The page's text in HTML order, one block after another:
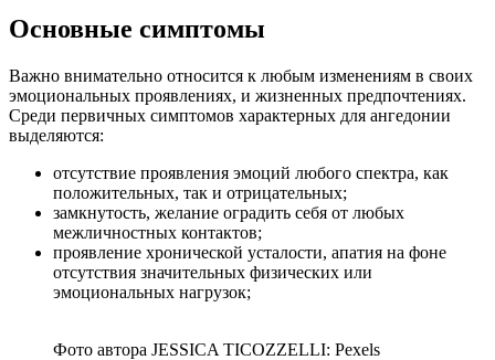
Основные симптомы
Важно внимательно относится к любым изменениям в своих
эмоциональных проявлениях, и жизненных предпочтениях.
Среди первичных симптомов характерных для ангедонии
выделяются:
отсутствие проявления эмоций любого спектра, как
положительных, так и отрицательных;
замкнутость, желание оградить себя от любых
межличностных контактов;
проявление хронической усталости, апатия на фоне
отсутствия значительных физических или
эмоциональных нагрузок;
Фото автора JESSICA TICOZZELLI: Pexels